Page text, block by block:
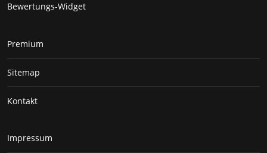
Bewertungs-Widget
Premium
Sitemap
Kontakt
Impressum